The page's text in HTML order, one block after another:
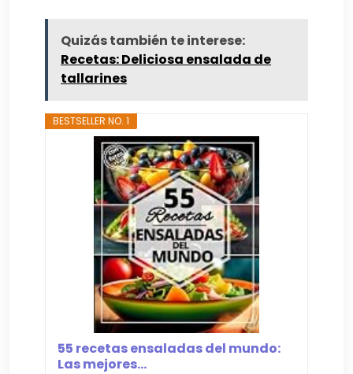
Quizás también te interese:
Recetas: Deliciosa ensalada de
tallarines
BESTSELLER NO. 1
55 recetas ensaladas del mundo:
Las mejores...